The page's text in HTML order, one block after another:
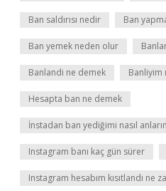
Ban saldırısı nedir Ban
Ban yemek neden olur
Banlandi ne demek Banliyim
Hesapta ban ne demek
İnstadan ban yediğimi nasıl
Instagram banı kaç gün sürer
Instagram hesabım kısıtlandı ne